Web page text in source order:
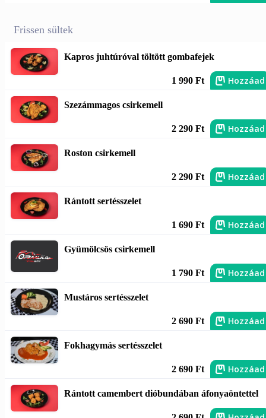
Frissen sültek
Kapros juhtúróval töltött gombafejek
1 990 Ft Hozzáad
Szezámmagos csirkemell
2 290 Ft Hozzáad
Roston csirkemell
2 290 Ft Hozzáad
Rántott sertésszelet
1 690 Ft Hozzáad
Gyümölcsös csirkemell
1 790 Ft Hozzáad
Mustáros sertésszelet
2 690 Ft Hozzáad
Fokhagymás sertésszelet
2 690 Ft Hozzáad
Rántott camembert dióbundában áfonyaöntettel